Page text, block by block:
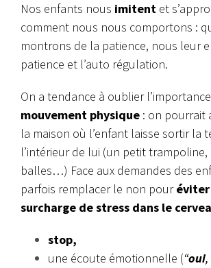
Nos enfants nous imitent et
comment nous nous comportons :
montrons de la patience, nous leur
patience et l’auto régulation.
On a tendance à oublier
mouvement physique : on pourrait
la maison où l’enfant laisse sortir la
l’intérieur de lui (un petit trampoline,
balles…) Face aux demandes des
parfois remplacer le non pour
surcharge de stress dans le
stop,
une écoute émotionnelle (“oui